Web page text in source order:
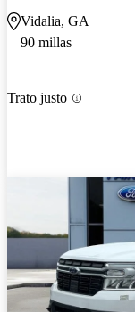
Vidalia, GA
90 millas
Trato justo